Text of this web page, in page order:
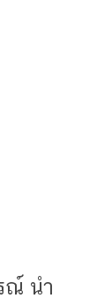
ณ์ นำ